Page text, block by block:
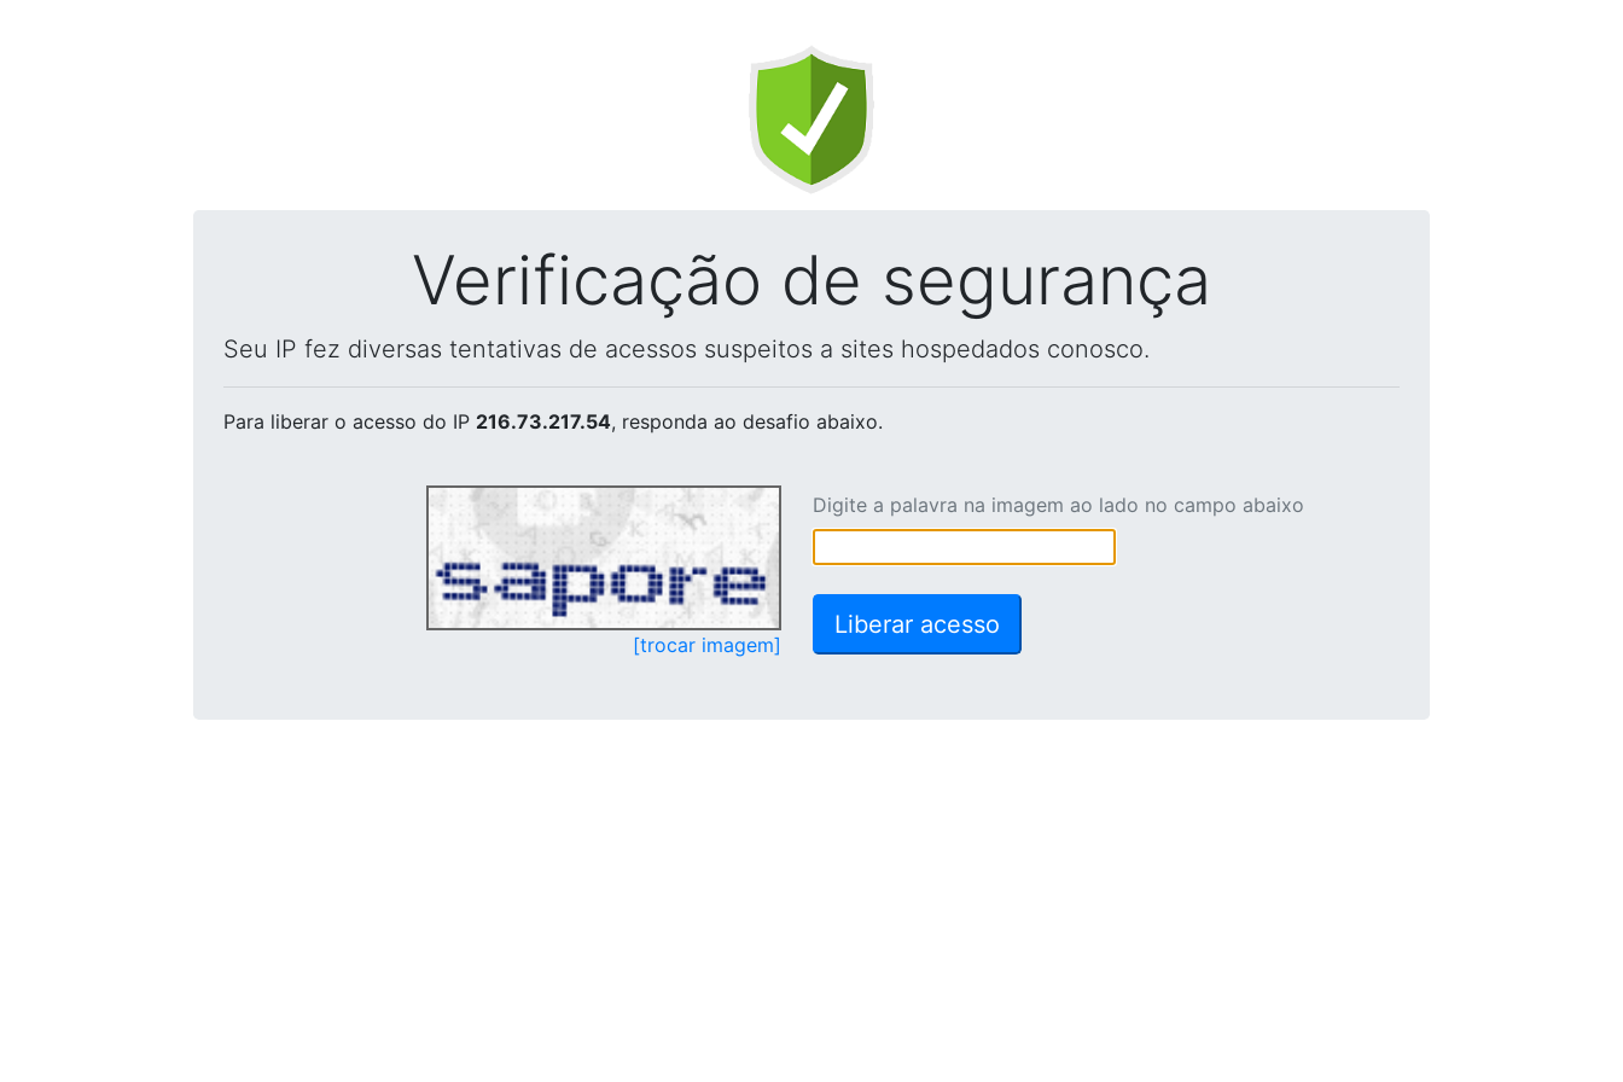
Verificação de segurança
Seu IP fez diversas tentativas de acessos suspeitos a sites hospedados conosco.
Para liberar o acesso do IP 216.73.217.54, responda ao desafio abaixo.
[trocar imagem]
Digite a palavra na imagem ao lado no campo abaixo